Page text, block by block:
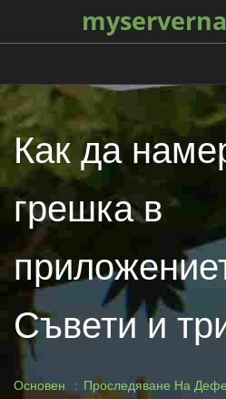
Как да
грешка в
Съвети и
Основен
Проследяване На